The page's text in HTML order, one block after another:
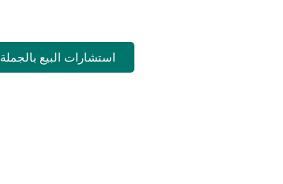
استشارات البيع بالجملة